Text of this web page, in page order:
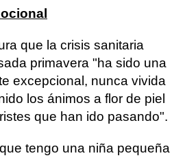
que la crisis sanitaria
primavera "ha sido una
excepcional, nunca vivida
los ánimos a flor de piel
que han ido pasando".
tengo una niña pequeña